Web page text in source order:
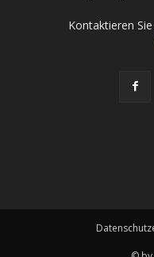
Kontaktieren Sie